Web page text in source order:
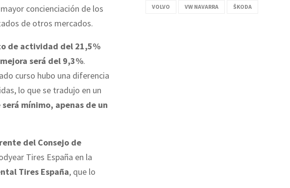
concienciación de los
de otros mercados.
de actividad del 21,5%
será del 9,3%.
curso hubo una diferencia
lo que se tradujo en un
mínimo, apenas de un
del Consejo de
Tires España en la
Tires España, que lo
VOLVO VW NAVARRA ŠKODA